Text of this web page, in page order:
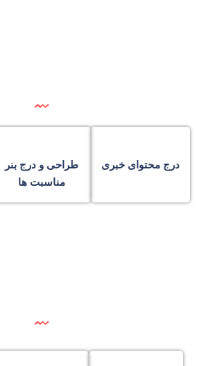
درج محتوای خبری
طراحی و درج بنر
مناسبت ها